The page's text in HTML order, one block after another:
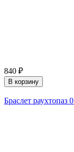
840 ₽
В корзину
Браслет